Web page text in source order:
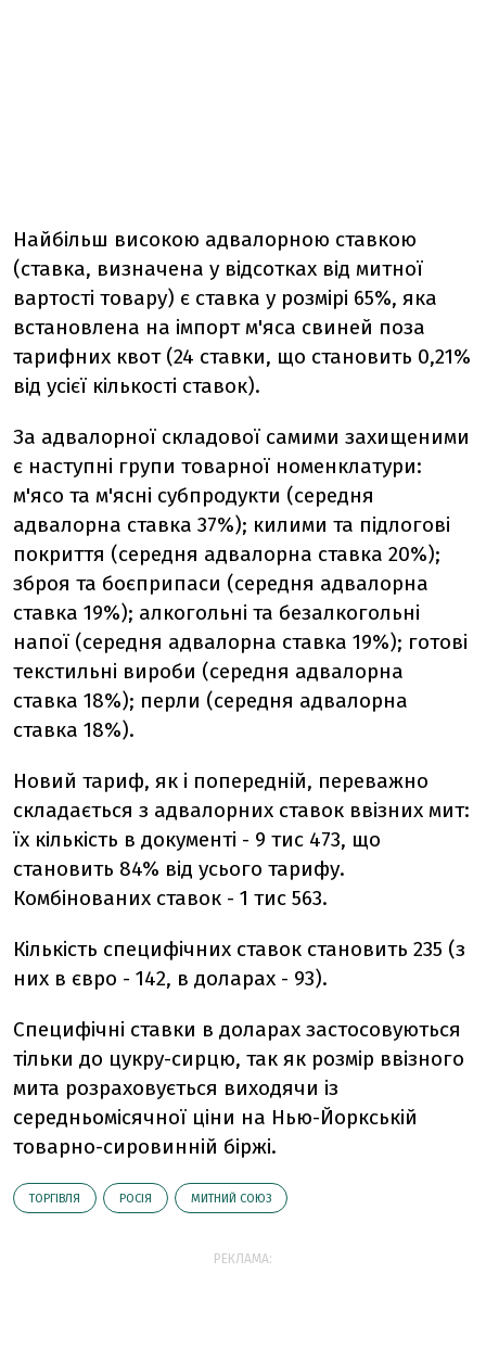
Найбільш високою адвалорною ставкою
(ставка, визначена у відсотках від митної
вартості товару) є ставка у розмірі 65%, яка
встановлена ​​на імпорт м'яса свиней поза
тарифних квот (24 ставки, що становить 0,21%
від усієї кількості ставок).
За адвалорної складової самими захищеними
є наступні групи товарної номенклатури:
м'ясо та м'ясні субпродукти (середня
адвалорна ставка 37%); килими та підлогові
покриття (середня адвалорна ставка 20%);
зброя та боєприпаси (середня адвалорна
ставка 19%); алкогольні та безалкогольні
напої (середня адвалорна ставка 19%); готові
текстильні вироби (середня адвалорна
ставка 18%); перли (середня адвалорна
ставка 18%).
Новий тариф, як і попередній, переважно
складається з адвалорних ставок ввізних мит:
їх кількість в документі - 9 тис 473, що
становить 84% від усього тарифу.
Комбінованих ставок - 1 тис 563.
Кількість специфічних ставок становить 235 (з
них в євро - 142, в доларах - 93).
Специфічні ставки в доларах застосовуються
тільки до цукру-сирцю, так як розмір ввізного
мита розраховується виходячи із
середньомісячної ціни на Нью-Йоркській
товарно-сировинній біржі.
ТОРГІВЛЯ РОСІЯ МИТНИЙ СОЮЗ
РЕКЛАМА: